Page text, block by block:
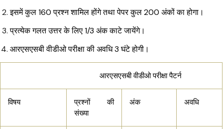
इसमें कुल 160 प्रश्न शामिल होंगे तथा पेपर कुल 200 अंकों का होगा।
प्रत्येक गलत उत्तर के लिए 1/3 अंक काटे जायेंगे।
आरएसएसबी वीडीओ परीक्षा की अवधि 3 घंटे होगी।
आरएसएसबी वीडीओ परीक्षा पैटर्न
विषय
प्रश्नों की
संख्या
अंक अवधि